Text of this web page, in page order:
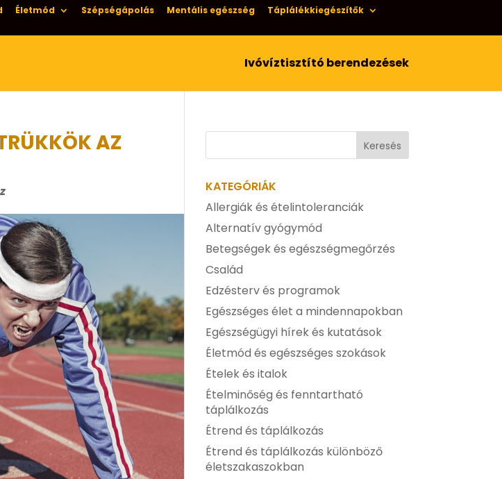
Életmód Szépségápolás Mentális egészség
Táplálékkiegészítők
Ivóvíztisztító berendezések
AZ
KATEGÓRIÁK
Allergiák és ételintoleranciák
Alternatív gyógymód
Betegségek és egészségmegőrzés
Család
Edzésterv és programok
Egészséges élet a mindennapokban
Egészségügyi hírek és kutatások
Életmód és egészséges szokások
Ételek és italok
Ételminőség és fenntartható
táplálkozás
Étrend és táplálkozás
Étrend és táplálkozás különböző
életszakaszokban